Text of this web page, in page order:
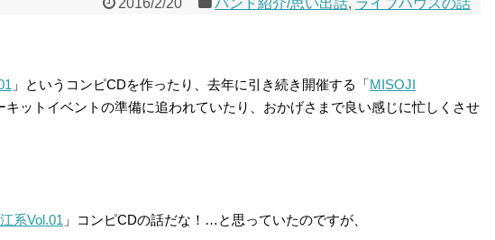
2016/2/20 バンド紹介/思い出話, ライブハウスの話
」というコンピCDを作ったり、去年に引き続き開催する「MISOJI
キットイベントの準備に追われていたり、おかげさまで良い感じに忙しくさせ
系Vol.01 」コンピCDの話だな！…と思っていたのですが、